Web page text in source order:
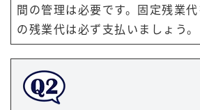
間の管理は必要です。固定残業
の残業代は必ず支払いましょう。